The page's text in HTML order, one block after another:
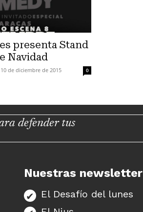
presenta Stand
Navidad
10 de diciembre de 2015 0
defender tus
Nuestras newsletter
El Desafío del lunes